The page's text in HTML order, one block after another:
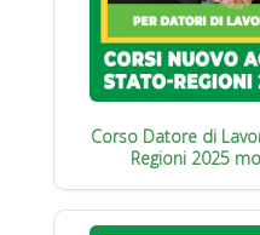
Corso Datore di
Regioni 2025